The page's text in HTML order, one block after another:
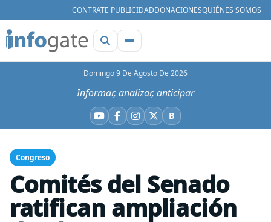
CONTRATE PUBLICIDADDONACIONESQUIÉNES SOMOS
Domingo 9 De Agosto De 2026
Informar, analizar, anticipar
YouTube
Facebook
Instagram
X BBluesky
Congreso
Comités del Senado
ratifican ampliación